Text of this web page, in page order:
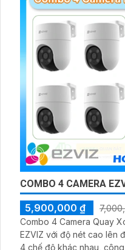
COMBO 4 CAMERA
5,900,000 ₫
Combo 4 Camera Quay
EZVIZ với độ nét cao lên
4 chế độ khác nhau,